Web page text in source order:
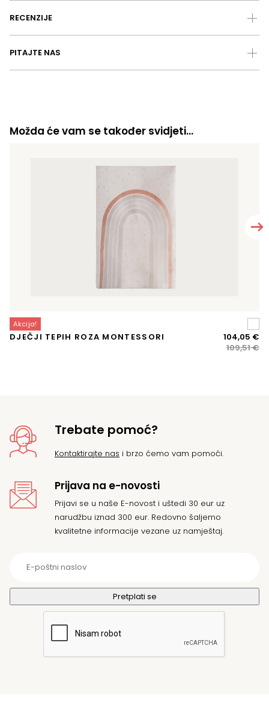
RECENZIJE
PITAJTE NAS
Možda će vam se također svidjeti…
Akcija!
DJEČJI TEPIH ROZA MONTESSORI
109,51€
104,05 €
Trebate pomoć?
Kontaktirajte nas i brzo ćemo vam pomoći.
Prijava na e-novosti
Prijavi se u naše E-novost i uštedi 30 eur uz
narudžbu iznad 300 eur. Redovno šaljemo
kvalitetne informacije vezane uz namještaj.